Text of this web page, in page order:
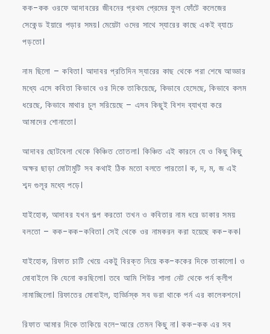
কক-কক ওরফে আদাবরের জীবনের প্রথম প্রেমের ফুল ফোঁটে কলেজের
সেকেন্ড ইয়ারে পড়ার সময়। মেয়েটা ওদের সাথে স্যারের কাছে একই ব্যাচে
পড়তো।
নাম ছিলো – কবিতা। আদাবর প্রতিদিন স্যারের কাছ থেকে পরা শেষে আড্ডার
মধ্যে এসে কবিতা কিভাবে ওর দিকে তাকিয়েছে, কিভাবে হেসেছে, কিভাবে কলম
ধরেছে, কিভাবে মাথার চুল সরিয়েছে – এসব কিছুই বিশদ ব্যাখ্যা করে
আমাদের শোনাতো।
আদাবর ছোটবেলা থেকে কিঞ্চিত তোতলা। কিঞ্চিত এই কারনে যে ও কিছু কিছু
অক্ষর ছাড়া মোটামুটি সব কথাই ঠিক মতো বলতে পারতো। ক, দ, ম, জ এই
শব্দ গুলূর মধ্যে পড়ে।
যাইহোক, আদাবর যখন গল্প করতো তখন ও কবিতার নাম ধরে ডাকার সময়
বলতো – কক-কক-কবিতা। সেই থেকে ওর নামকরন করা হয়েছে কক-কক।
যাইহোক, রিফাত চাটি খেয়ে একটু বিরক্ত নিয়ে কক-ককের দিকে তাকালো। ও
মোবাইলে কি যেনো করছিলো। তবে আমি শিউর শালা নেট থেকে পর্ন ক্লীপ
নামাচ্ছিলো। রিফাতের মোবাইল, হার্ড্ডিস্ক সব ভরা থাকে পর্ন এর কালেকশনে।
রিফাত আমার দিকে তাকিয়ে বলে-আরে তেমন কিছু না। কক-কক এর সব